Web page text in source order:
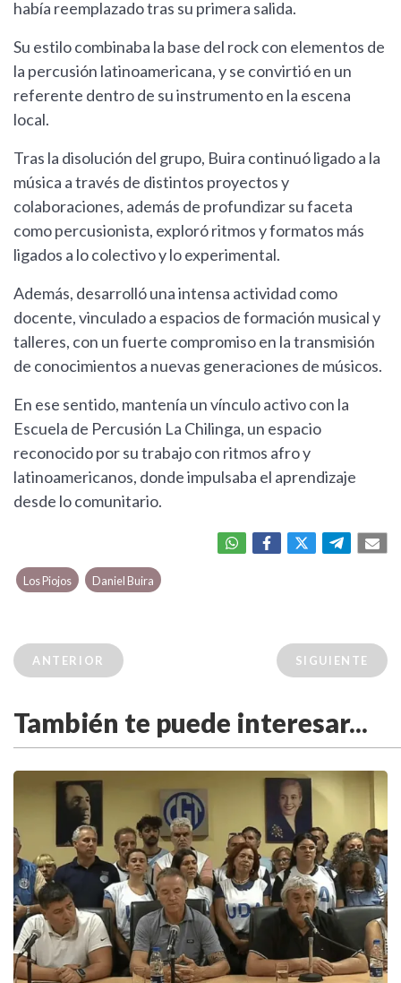
había reemplazado tras su primera salida.
Su estilo combinaba la base del rock con elementos de
la percusión latinoamericana, y se convirtió en un
referente dentro de su instrumento en la escena
local.
Tras la disolución del grupo, Buira continuó ligado a la
música a través de distintos proyectos y
colaboraciones, además de profundizar su faceta
como percusionista, exploró ritmos y formatos más
ligados a lo colectivo y lo experimental.
Además, desarrolló una intensa actividad como
docente, vinculado a espacios de formación musical y
talleres, con un fuerte compromiso en la transmisión
de conocimientos a nuevas generaciones de músicos.
En ese sentido, mantenía un vínculo activo con la
Escuela de Percusión La Chilinga, un espacio
reconocido por su trabajo con ritmos afro y
latinoamericanos, donde impulsaba el aprendizaje
desde lo comunitario.
Los Piojos Daniel Buira
ANTERIOR SIGUIENTE
También te puede interesar...